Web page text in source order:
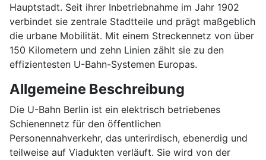
Hauptstadt. Seit ihrer Inbetriebnahme im Jahr 1902
verbindet sie zentrale Stadtteile und prägt maßgeblich
die urbane Mobilität. Mit einem Streckennetz von über
150 Kilometern und zehn Linien zählt sie zu den
effizientesten U-Bahn-Systemen Europas.
Allgemeine Beschreibung
Die U-Bahn Berlin ist ein elektrisch betriebenes
Schienennetz für den öffentlichen
Personennahverkehr, das unterirdisch, ebenerdig und
teilweise auf Viadukten verläuft. Sie wird von der